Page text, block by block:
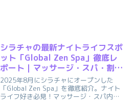
シラチャの最新ナイトライフスポ
ット「Global Zen Spa」徹底レ
ポート｜マッサージ・スパ・割引
情報まとめ
2025年8月にシラチャにオープンした
「Global Zen Spa」を徹底紹介。ナイト
ライフ好き必見！マッサージ・スパ内